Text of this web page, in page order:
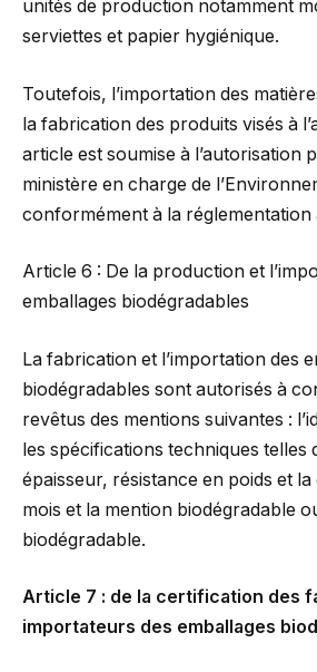
unités de production notamment
serviettes et papier hygiénique.
Toutefois, l’importation des
la fabrication des produits visés à
article est soumise à l’autorisation
ministère en charge de
conformément à la réglementation
Article 6 : De la production et
emballages biodégradables
La fabrication et l’importation des
biodégradables sont autorisés à
revêtus des mentions suivantes :
les spécifications techniques telles
épaisseur, résistance en poids et
mois et la mention biodégradable
biodégradable.
Article 7 : de la certification des
importateurs des emballages